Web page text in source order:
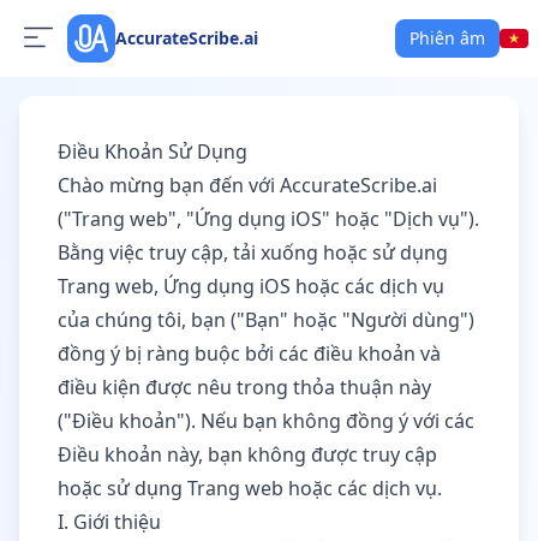
AccurateScribe.ai Phiên âm
Điều Khoản Sử Dụng
Chào mừng bạn đến với AccurateScribe.ai
("Trang web", "Ứng dụng iOS" hoặc "Dịch vụ").
Bằng việc truy cập, tải xuống hoặc sử dụng
Trang web, Ứng dụng iOS hoặc các dịch vụ
của chúng tôi, bạn ("Bạn" hoặc "Người dùng")
đồng ý bị ràng buộc bởi các điều khoản và
điều kiện được nêu trong thỏa thuận này
("Điều khoản"). Nếu bạn không đồng ý với các
Điều khoản này, bạn không được truy cập
hoặc sử dụng Trang web hoặc các dịch vụ.
I. Giới thiệu